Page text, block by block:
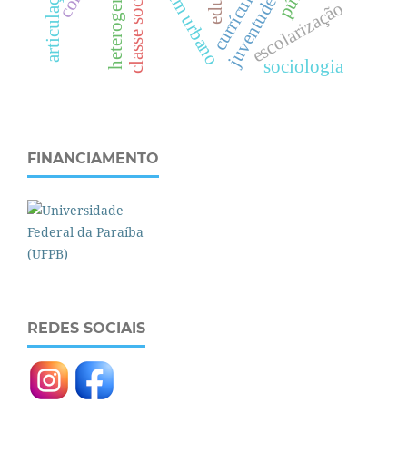
c
l
a
s
s
e
s
o
c
i
a
l escolarização
sociologia
FINANCIAMENTO
REDES SOCIAIS